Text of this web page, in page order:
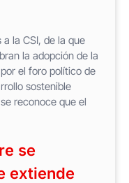
la CSI, de la que
la adopción de la
el foro político de
sostenible
reconoce que el
se
extiende